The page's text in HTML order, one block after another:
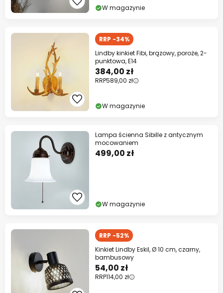
W magazynie
RRP -34%
Lindby kinkiet Fibi, brązowy, poroże, 2-
punktowa, E14
384,00 zł
RRP589,00 zł
W magazynie
Lampa ścienna Sibille z antycznym
mocowaniem
499,00 zł
W magazynie
RRP -52%
Kinkiet Lindby Eskil, Ø 10 cm, czarny,
bambusowy
54,00 zł
RRP114,00 zł